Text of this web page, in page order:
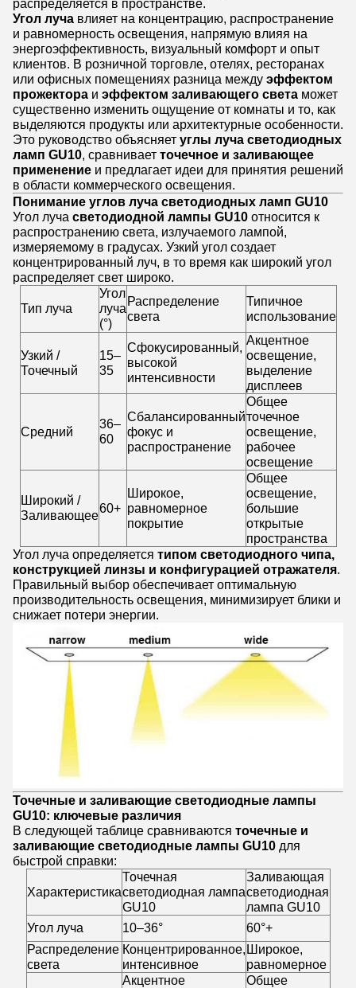
Угол луча влияет на концентрацию, распространение
и равномерность освещения, напрямую влияя на
энергоэффективность, визуальный комфорт и опыт
клиентов. В розничной торговле, отелях, ресторанах
или офисных помещениях разница между эффектом
прожектора и эффектом заливающего света может
существенно изменить ощущение от комнаты и то, как
выделяются продукты или архитектурные особенности.
Это руководство объясняет углы луча светодиодных
ламп GU10 , сравнивает точечное и заливающее
применение и предлагает идеи для принятия решений
в области коммерческого освещения.
Понимание углов луча светодиодных ламп GU10
Угол луча светодиодной лампы GU10 относится к
распространению света, излучаемого лампой,
измеряемому в градусах. Узкий угол создает
концентрированный луч, в то время как широкий угол
распределяет свет широко.
Тип луча
Угол
луча
(°)
Распределение
света
Типичное
использование
Узкий /
Точечный
15–
35
Сфокусированный,
высокой
интенсивности
Акцентное
освещение,
выделение
дисплеев
Средний
36–
60
Сбалансированный
фокус и
распространение
Общее
точечное
освещение,
рабочее
освещение
Широкий /
Заливающее60+
Широкое,
равномерное
покрытие
Общее
освещение,
большие
открытые
пространства
Угол луча определяется типом светодиодного чипа,
конструкцией линзы и конфигурацией отражателя
Правильный выбор обеспечивает оптимальную
производительность освещения, минимизирует блики и
снижает потери энергии.
Точечные и заливающие светодиодные лампы
GU10: ключевые различия
В следующей таблице сравниваются точечные и
заливающие светодиодные лампы GU10 для
быстрой справки:
Характеристика
Точечная
светодиодная лампа
GU10
Заливающая
светодиодная
лампа GU10
Угол луча
10–36°
60°+
Распределение
света
Концентрированное,
интенсивное
Широкое,
равномерное
Акцентное
Общее